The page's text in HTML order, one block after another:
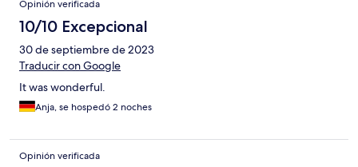
Opinión verificada
10/10 Excepcional
30 de septiembre de 2023
Traducir con Google
It was wonderful.
Anja, se hospedó 2 noches
Opinión verificada